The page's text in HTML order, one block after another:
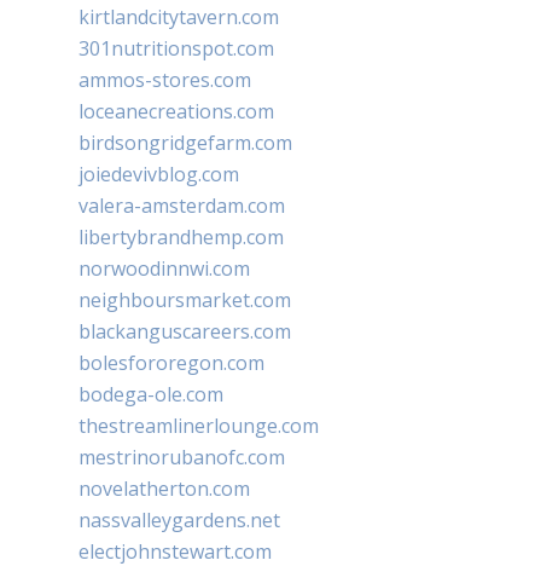
kirtlandcitytavern.com
301nutritionspot.com
ammos-stores.com
loceanecreations.com
birdsongridgefarm.com
joiedevivblog.com
valera-amsterdam.com
libertybrandhemp.com
norwoodinnwi.com
neighboursmarket.com
blackanguscareers.com
bolesfororegon.com
bodega-ole.com
thestreamlinerlounge.com
mestrinorubanofc.com
novelatherton.com
nassvalleygardens.net
electjohnstewart.com